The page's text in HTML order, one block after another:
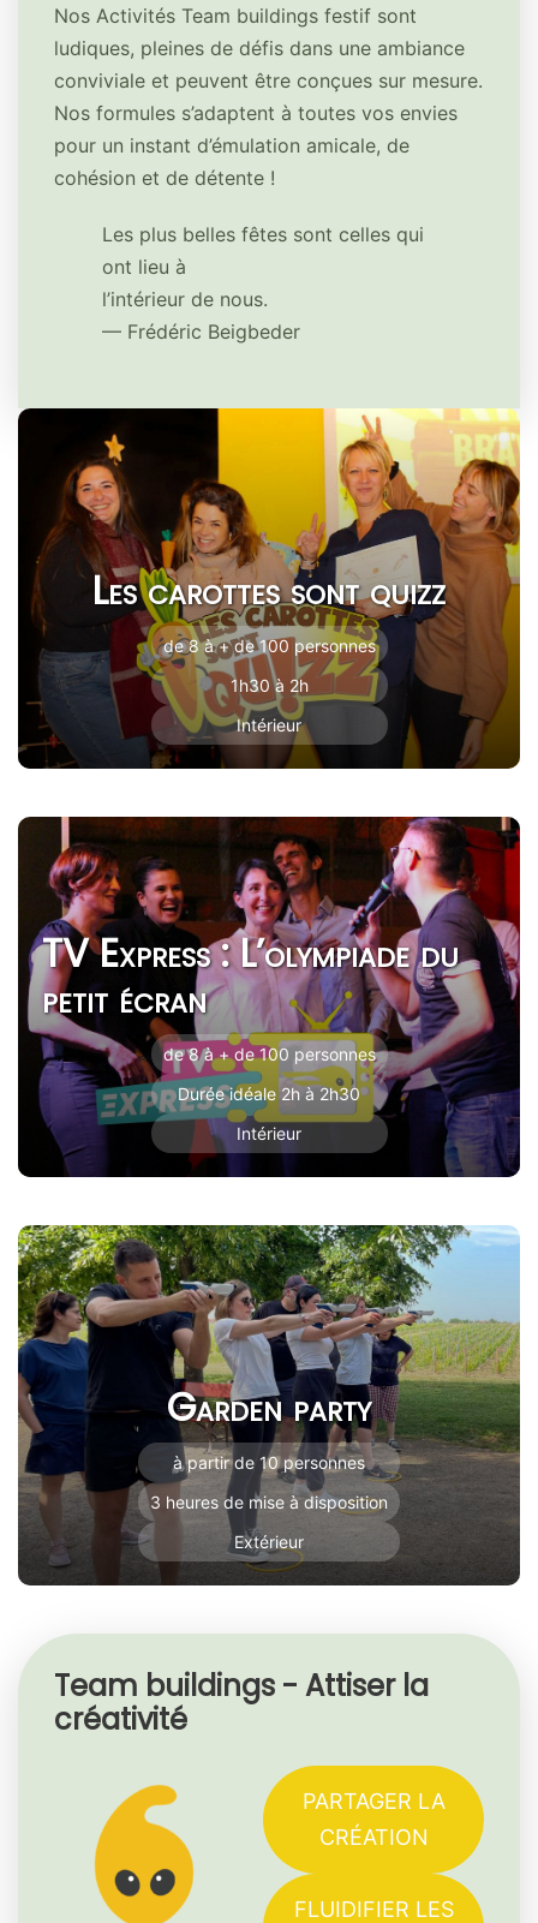
Nos Activités Team buildings festif sont
ludiques, pleines de défis dans une ambiance
conviviale et peuvent être conçues sur mesure.
Nos formules s’adaptent à toutes vos envies
pour un instant d’émulation amicale, de
cohésion et de détente !
Les plus belles fêtes sont celles qui
ont lieu à
l’intérieur de nous.
— Frédéric Beigbeder
Les carottes sont quizz
de 8 à + de 100 personnes
1h30 à 2h
Intérieur
TV Express : L’olympiade du
petit écran
de 8 à + de 100 personnes
Durée idéale 2h à 2h30
Intérieur
Garden party
à partir de 10 personnes
3 heures de mise à disposition
Extérieur
Team buildings - Attiser la
créativité
PARTAGER LA
CRÉATION
FLUIDIFIER LES